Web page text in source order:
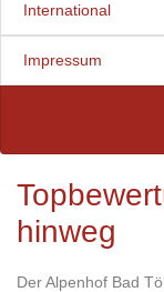
International
Impressum
hinweg
Der Alpenhof Bad